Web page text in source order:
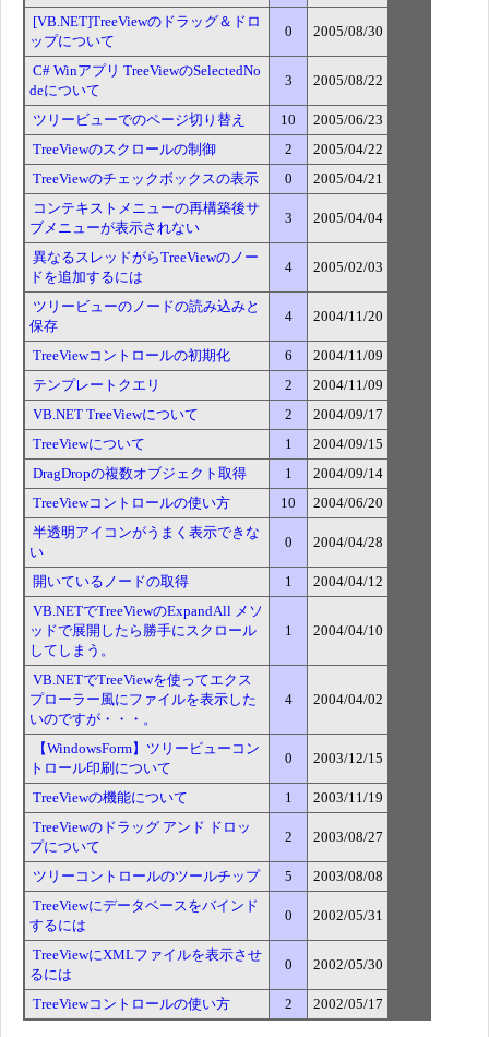
[VB.NET]TreeViewのドラッグ＆ドロ
ップについて
0 2005/08/30
C# Winアプリ TreeViewのSelectedNo
deについて
3 2005/08/22
ツリービューでのページ切り替え 10
2005/06/23
TreeViewのスクロールの制御
2
2005/04/22
TreeViewのチェックボックスの表示
0
2005/04/21
コンテキストメニューの再構築後サ
ブメニューが表示されない
3 2005/04/04
異なるスレッドがらTreeViewのノー
ドを追加するには
4 2005/02/03
ツリービューのノードの読み込みと
保存
4 2004/11/20
TreeViewコントロールの初期化 6
2004/11/09
テンプレートクエリ
2
2004/11/09
VB.NET TreeViewについて
2
2004/09/17
TreeViewについて
1
2004/09/15
DragDropの複数オブジェクト取得
1
2004/09/14
TreeViewコントロールの使い方
10
2004/06/20
半透明アイコンがうまく表示できな
い
0 2004/04/28
開いているノードの取得 1
2004/04/12
VB.NETでTreeViewのExpandAll メソ
ッドで展開したら勝手にスクロール
してしまう。
1 2004/04/10
VB.NETでTreeViewを使ってエクス
プローラー風にファイルを表示した
いのですが・・・。
4 2004/04/02
【WindowsForm】ツリービューコン
トロール印刷について
0 2003/12/15
TreeViewの機能について 1
2003/11/19
TreeViewのドラッグ アンド ドロッ
プについて
2 2003/08/27
ツリーコントロールのツールチップ 5
2003/08/08
TreeViewにデータベースをバインド
するには
0 2002/05/31
TreeViewにXMLファイルを表示させ
るには
0 2002/05/30
TreeViewコントロールの使い方 2 2002/05/17